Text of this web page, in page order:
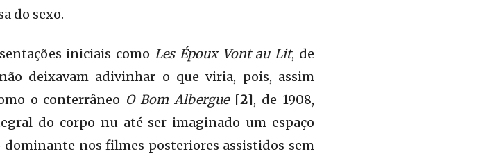
do sexo.
iniciais como Les Époux Vont au Lit, de
deixavam adivinhar o que viria, pois, assim
o conterrâneo O Bom Albergue[2], de 1908,
do corpo nu até ser imaginado um espaço
nos filmes posteriores assistidos sem